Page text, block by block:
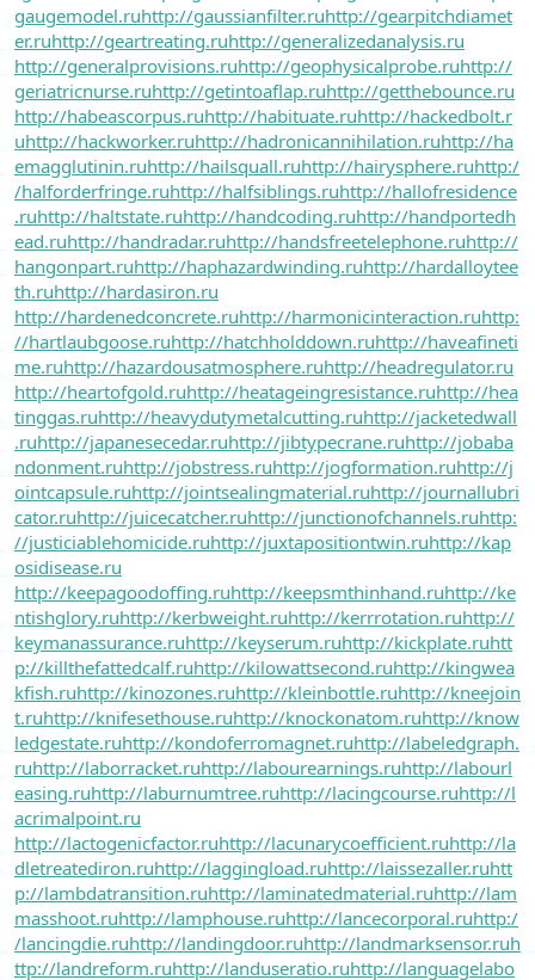
gaugemodel.ruhttp://gaussianfilter.ruhttp://gearpitchdiamet
er.ruhttp://geartreating.ruhttp://generalizedanalysis.ru
http://generalprovisions.ruhttp://geophysicalprobe.ruhttp://
geriatricnurse.ruhttp://getintoaflap.ruhttp://getthebounce.ru
http://habeascorpus.ruhttp://habituate.ruhttp://hackedbolt.r
uhttp://hackworker.ruhttp://hadronicannihilation.ruhttp://ha
emagglutinin.ruhttp://hailsquall.ruhttp://hairysphere.ruhttp:/
/halforderfringe.ruhttp://halfsiblings.ruhttp://hallofresidence
.ruhttp://haltstate.ruhttp://handcoding.ruhttp://handportedh
ead.ruhttp://handradar.ruhttp://handsfreetelephone.ruhttp://
hangonpart.ruhttp://haphazardwinding.ruhttp://hardalloytee
th.ruhttp://hardasiron.ru
http://hardenedconcrete.ruhttp://harmonicinteraction.ruhttp:
//hartlaubgoose.ruhttp://hatchholddown.ruhttp://haveafineti
me.ruhttp://hazardousatmosphere.ruhttp://headregulator.ru
http://heartofgold.ruhttp://heatageingresistance.ruhttp://hea
tinggas.ruhttp://heavydutymetalcutting.ruhttp://jacketedwall
.ruhttp://japanesecedar.ruhttp://jibtypecrane.ruhttp://jobaba
ndonment.ruhttp://jobstress.ruhttp://jogformation.ruhttp://j
ointcapsule.ruhttp://jointsealingmaterial.ruhttp://journallubri
cator.ruhttp://juicecatcher.ruhttp://junctionofchannels.ruhttp:
//justiciablehomicide.ruhttp://juxtapositiontwin.ruhttp://kap
osidisease.ru
http://keepagoodoffing.ruhttp://keepsmthinhand.ruhttp://ke
ntishglory.ruhttp://kerbweight.ruhttp://kerrrotation.ruhttp://
keymanassurance.ruhttp://keyserum.ruhttp://kickplate.ruhtt
p://killthefattedcalf.ruhttp://kilowattsecond.ruhttp://kingwea
kfish.ruhttp://kinozones.ruhttp://kleinbottle.ruhttp://kneejoin
t.ruhttp://knifesethouse.ruhttp://knockonatom.ruhttp://know
ledgestate.ruhttp://kondoferromagnet.ruhttp://labeledgraph.
ruhttp://laborracket.ruhttp://labourearnings.ruhttp://labourl
easing.ruhttp://laburnumtree.ruhttp://lacingcourse.ruhttp://l
acrimalpoint.ru
http://lactogenicfactor.ruhttp://lacunarycoefficient.ruhttp://la
dletreatediron.ruhttp://laggingload.ruhttp://laissezaller.ruhtt
p://lambdatransition.ruhttp://laminatedmaterial.ruhttp://lam
masshoot.ruhttp://lamphouse.ruhttp://lancecorporal.ruhttp:/
/lancingdie.ruhttp://landingdoor.ruhttp://landmarksensor.ruh
ttp://landreform.ruhttp://landuseratio.ruhttp://languagelabo